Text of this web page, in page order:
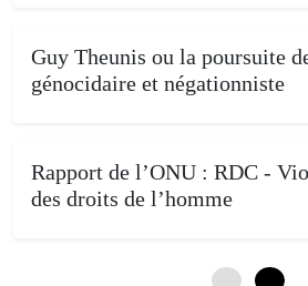
Guy Theunis ou la poursuite
génocidaire et négationniste
Rapport de l’ONU : RDC -
des droits de l’homme